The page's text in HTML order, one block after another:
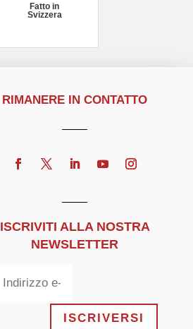
Fatto in
Svizzera
RIMANERE IN CONTATTO
ISCRIVITI ALLA NOSTRA
NEWSLETTER
ISCRIVERSI